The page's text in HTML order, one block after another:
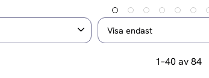
Visa endast
1–40av84